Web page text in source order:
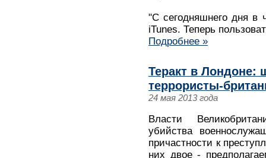
"С сегодняшнего дня в
iTunes. Теперь
Подробнее »
Теракт в Лондоне:
террористы-
24 мая 2013 года
Власти
убийства
причастности к
них двое -